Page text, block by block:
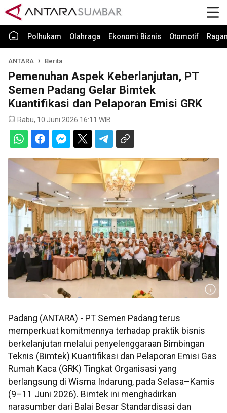
Polhukam Olahraga Ekonomi Bisnis Otomotif
ANTARA Berita
Pemenuhan Aspek Keberlanjutan, PT
Semen Padang Gelar Bimtek
Kuantifikasi dan Pelaporan Emisi GRK
Rabu, 10 Juni 2026 16:11 WIB
Padang (ANTARA) - PT Semen Padang terus
memperkuat komitmennya terhadap praktik bisnis
berkelanjutan melalui penyelenggaraan Bimbingan
Teknis (Bimtek) Kuantifikasi dan Pelaporan Emisi Gas
Rumah Kaca (GRK) Tingkat Organisasi yang
berlangsung di Wisma Indarung, pada Selasa–Kamis
(9–11 Juni 2026). Bimtek ini menghadirkan
narasumber dari Balai Besar Standardisasi dan